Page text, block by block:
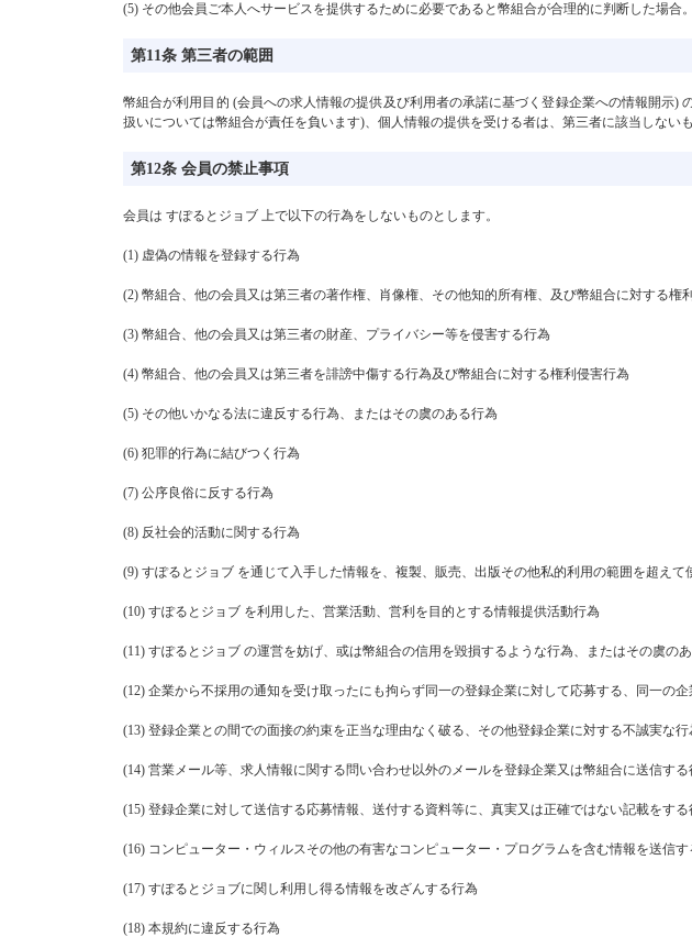
(5) その他会員ご本人へサービスを提供するために必要であると幣組合が合理的に判断した場合。
第11条 第三者の範囲
幣組合が利用目的 (会員への求人情報の提供及び利用者の承諾に基づく登録企業への情報開示
扱いについては幣組合が責任を負います)、個人情報の提供を受ける者は、第三者に該当しないも
第12条 会員の禁止事項
会員は すぽるとジョブ 上で以下の行為をしないものとします。
(1) 虚偽の情報を登録する行為
(2) 幣組合、他の会員又は第三者の著作権、肖像権、その他知的所有権、及び幣組合に対する権
(3) 幣組合、他の会員又は第三者の財産、プライバシー等を侵害する行為
(4) 幣組合、他の会員又は第三者を誹謗中傷する行為及び幣組合に対する権利侵害行為
(5) その他いかなる法に違反する行為、またはその虞のある行為
(6) 犯罪的行為に結びつく行為
(7) 公序良俗に反する行為
(8) 反社会的活動に関する行為
(9) すぽるとジョブ を通じて入手した情報を、複製、販売、出版その他私的利用の範囲を超えて
(10) すぽるとジョブ を利用した、営業活動、営利を目的とする情報提供活動行為
(11) すぽるとジョブ の運営を妨げ、或は幣組合の信用を毀損するような行為、またはその虞の
(12) 企業から不採用の通知を受け取ったにも拘らず同一の登録企業に対して応募する、同一の
(13) 登録企業との間での面接の約束を正当な理由なく破る、その他登録企業に対する不誠実な行
(14) 営業メール等、求人情報に関する問い合わせ以外のメールを登録企業又は幣組合に送信す
(15) 登録企業に対して送信する応募情報、送付する資料等に、真実又は正確ではない記載をする
(16) コンピューター・ウィルスその他の有害なコンピューター・プログラムを含む情報を送信す
(17) すぽるとジョブに関し利用し得る情報を改ざんする行為
(18) 本規約に違反する行為